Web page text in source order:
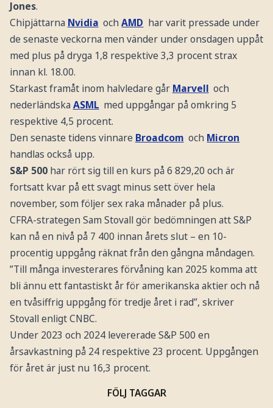
Jones.
Chipjättarna Nvidia ochAMD har varit pressade under
de senaste veckorna men vänder under onsdagen uppåt
med plus på dryga 1,8 respektive 3,3 procent strax
innan kl. 18.00.
Starkast framåt inom halvledare går Marvell och
nederländska ASML med uppgångar på omkring 5
respektive 4,5 procent.
Den senaste tidens vinnare Broadcom och Micron
handlas också upp.
S&P 500 har rört sig till en kurs på 6 829,20 och är
fortsatt kvar på ett svagt minus sett över hela
november, som följer sex raka månader på plus.
CFRA-strategen Sam Stovall gör bedömningen att S&P
kan nå en nivå på 7 400 innan årets slut – en 10-
procentig uppgång räknat från den gångna måndagen.
”Till många investerares förvåning kan 2025 komma att
bli ännu ett fantastiskt år för amerikanska aktier och nå
en tvåsiffrig uppgång för tredje året i rad”, skriver
Stovall enligt CNBC.
Under 2023 och 2024 levererade S&P 500 en
årsavkastning på 24 respektive 23 procent. Uppgången
för året är just nu 16,3 procent.
FÖLJ TAGGAR